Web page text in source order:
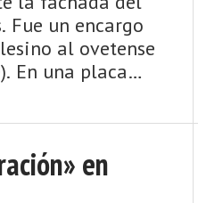
Fue un encargo
al ovetense
En una placa
en